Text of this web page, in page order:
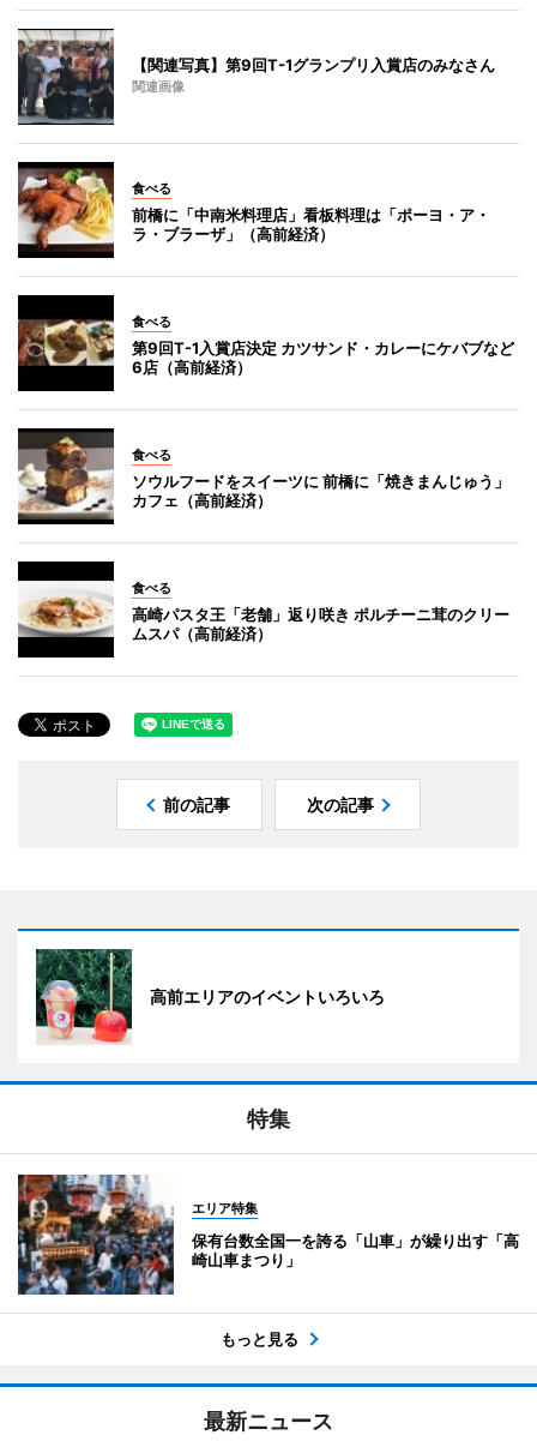
【関連写真】第9回T-1グランプリ入賞店のみなさん
関連画像
食べる
前橋に「中南米料理店」看板料理は「ポーヨ・ア・
ラ・ブラーザ」（高前経済）
食べる
第9回T-1入賞店決定 カツサンド・カレーにケバブなど
6店（高前経済）
食べる
ソウルフードをスイーツに 前橋に「焼きまんじゅう」
カフェ（高前経済）
食べる
高崎パスタ王「老舗」返り咲き ポルチーニ茸のクリー
ムスパ（高前経済）
前の記事 次の記事
高前エリアのイベントいろいろ
特集
エリア特集
保有台数全国一を誇る「山車」が繰り出す「高
崎山車まつり」
もっと見る
最新ニュース